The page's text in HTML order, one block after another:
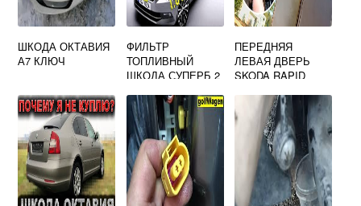
ШКОДА ОКТАВИЯ
А7 КЛЮЧ
ФИЛЬТР
ТОПЛИВНЫЙ
ШКОДА СУПЕРБ 2
ПЕРЕДНЯЯ
ЛЕВАЯ ДВЕРЬ
SKODA RAPID